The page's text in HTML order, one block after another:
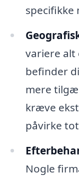
specifikke
variere alt
befinder
mere
kræve
påvirke
Nogle